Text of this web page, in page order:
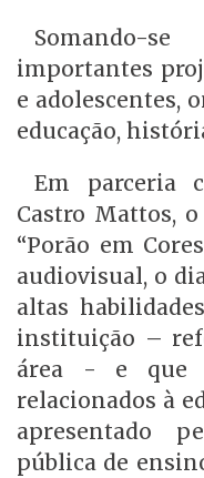
Somando-
importantes
e adolescentes,
educação,
Em parceria
Castro Mattos,
“Porão em
audiovisual, o
altas
instituição –
área - e que
relacionados à
apresentado
pública de